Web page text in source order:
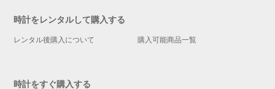
時計をレンタルして購入する
レンタル後購入について 購入可能商品一覧
時計をすぐ購入する